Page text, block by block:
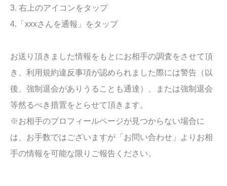
3. 右上のアイコンをタップ
4.「xxxさんを通報」をタップ
お送り頂きました情報をもとにお相手の調査をさせて頂
き、利用規約違反事項が認められました際には警告（以
後、強制退会がありうることも通達）、または強制退会
等然るべき措置をとらせて頂きます。
※お相手のプロフィールページが見つからない場合に
は、お手数ではございますが「お問い合わせ」よりお相
手の情報を可能な限りご報告ください。